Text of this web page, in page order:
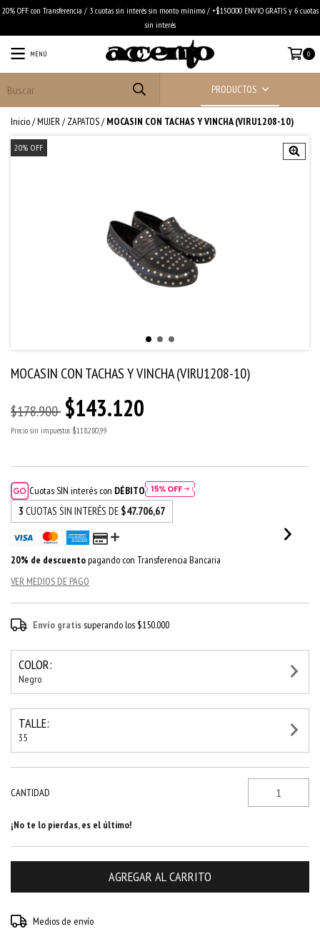
20% OFF con Transferencia / 3 cuotas sin interés sin monto mínimo / +$150.000 ENVIO GRATIS y 6 cuotas
sin interés
MENÚ 0
PRODUCTOS
Inicio/MUJER/ ZAPATOS/ MOCASIN CON TACHAS Y VINCHA (VIRU1208-10)
20% OFF
MOCASIN CON TACHAS Y VINCHA (VIRU1208-10)
$178.900 $143.120
Precio sin impuestos $118.280,99
Cuotas SIN interés con DÉBITO
3 CUOTAS SIN INTERÉS DE $47.706,67
20% de descuentopagando con Transferencia Bancaria
VER MEDIOS DE PAGO
Envío gratissuperando los $150.000
COLOR:
Negro
TALLE:
35
CANTIDAD
¡No te lo pierdas, es el último!
Entregas para el CP:
Medios de envío